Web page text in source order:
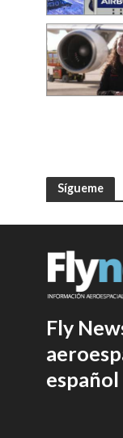
Sígueme
Fly
español